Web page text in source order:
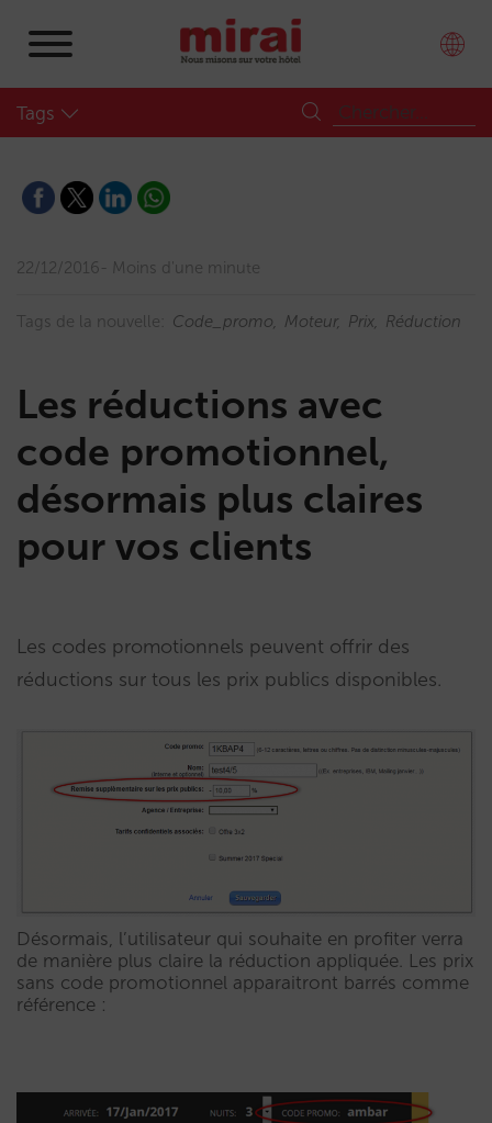
Tags
22/12/2016 Moins d'une minute
Tags de la nouvelle: Code_promo Moteur Prix Réduction
Les réductions avec
code promotionnel,
désormais plus claires
pour vos clients
Les codes promotionnels peuvent offrir des
réductions sur tous les prix publics disponibles.
​Désormais, l’utilisateur qui souhaite en profiter verra
de manière plus claire la réduction appliquée.​ ​Les prix
sans code promotionnel apparaitront barrés​ comme
référence :